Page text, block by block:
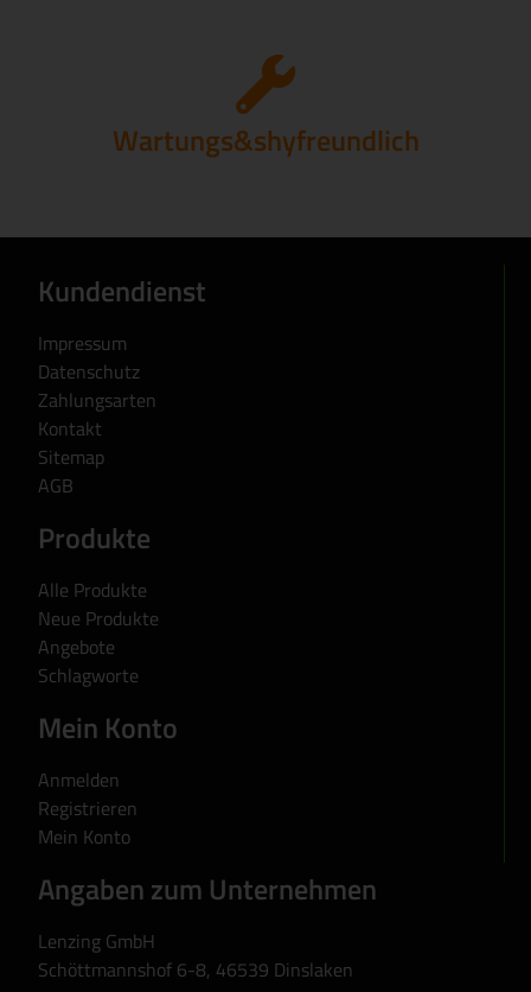
Wartungs&shyfreundlich
Kundendienst
Impressum
Datenschutz
Zahlungsarten
Kontakt
Sitemap
AGB
Produkte
Alle Produkte
Neue Produkte
Angebote
Schlagworte
Mein Konto
Anmelden
Registrieren
Mein Konto
Angaben zum Unternehmen
Lenzing GmbH
Schöttmannshof 6-8, 46539 Dinslaken